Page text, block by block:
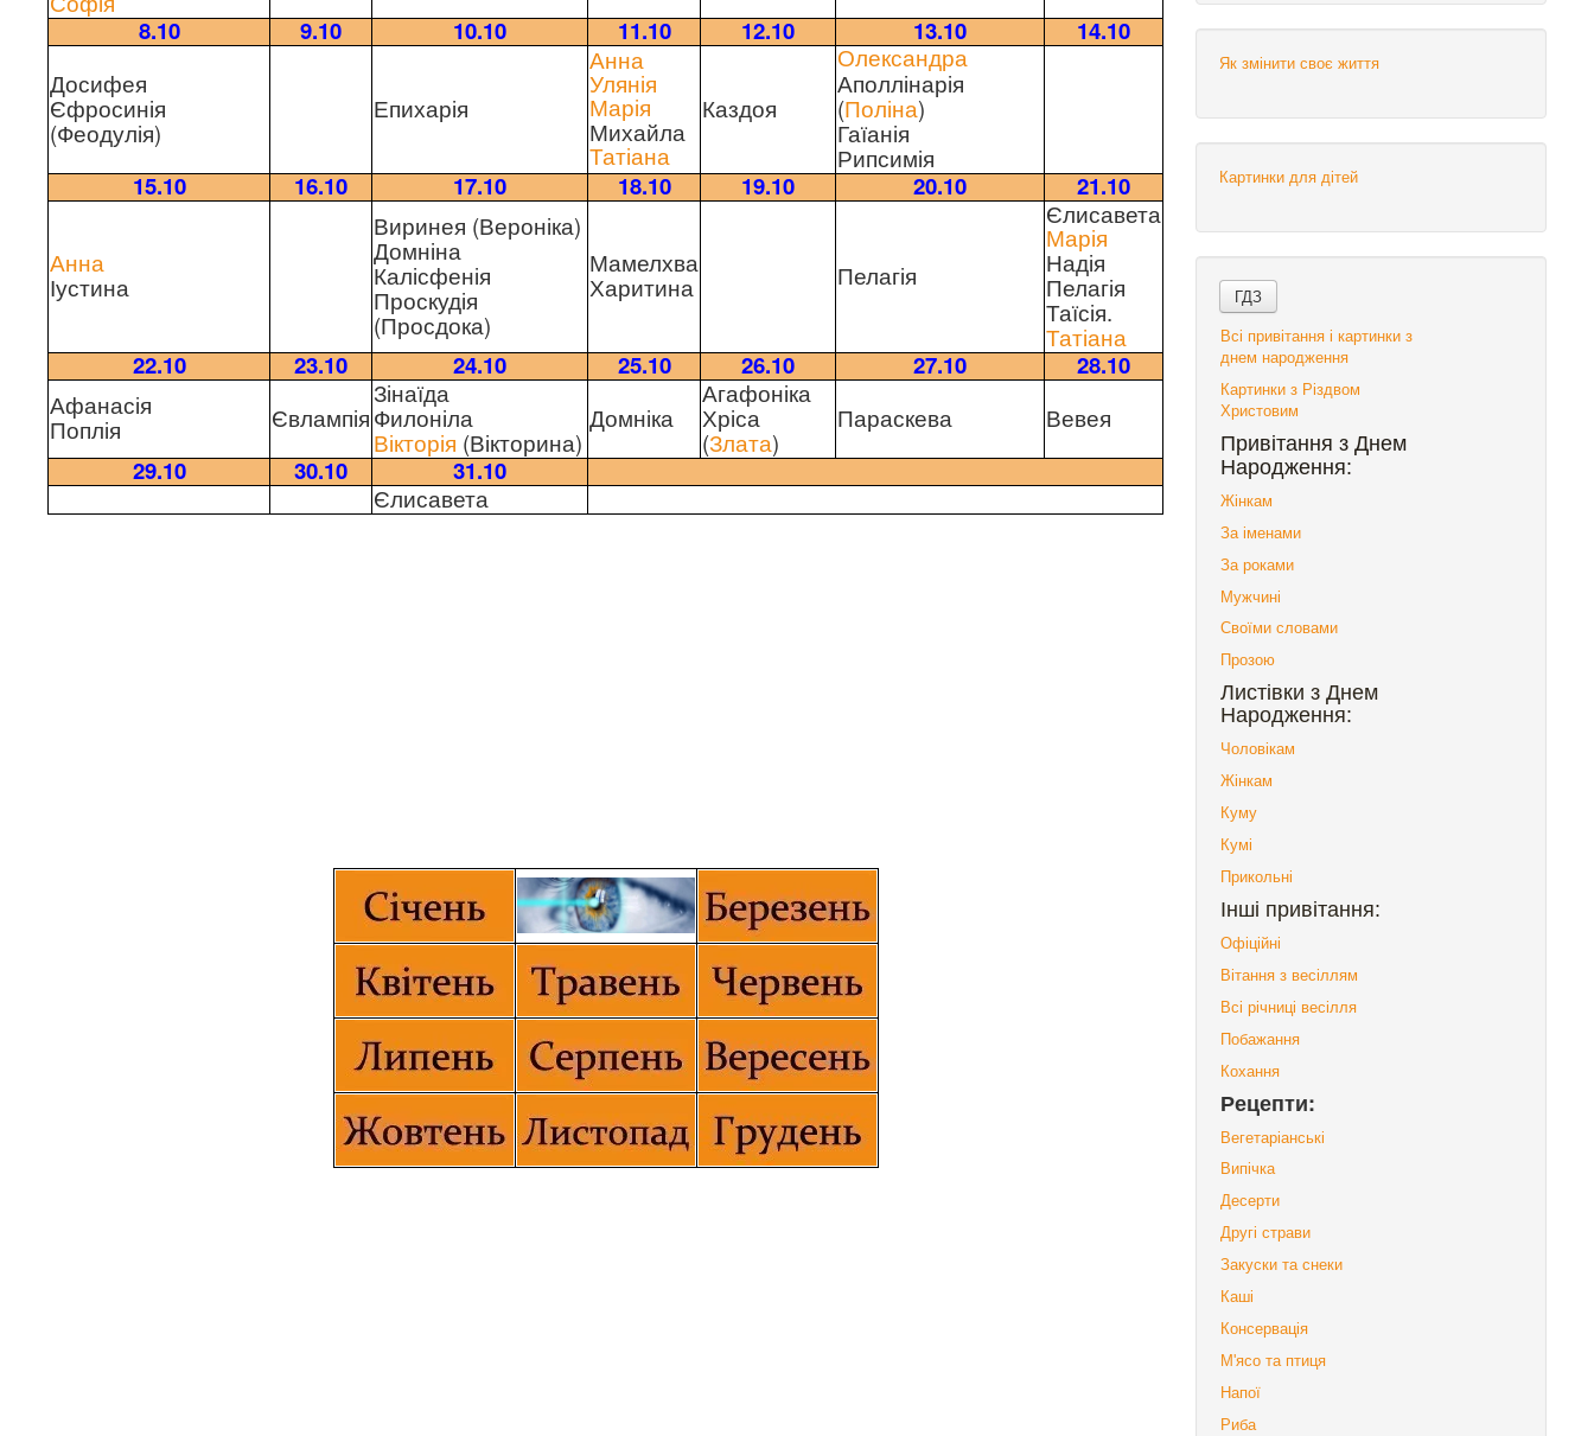
8.10 9.10 10.10 11.10 12.10 13.10 14.10
Досифея
Єфросинія
(Феодулія)
Епихарія
Анна
Улянія
Марія
Михайла
Татіана
Каздоя
Олександра
Аполлінарія
(Поліна)
Гаїанія
Рипсимія
15.10 16.10 17.10 18.10 19.10 20.10 21.10
Анна
Іустина
Виринея (Вероніка)
Домніна
Калісфенія
Проскудія
(Просдока)
Мамелхва
Харитина
Пелагія
Єлисавета
Марія
Надія
Пелагія
Таїсія.
Татіана
22.10 23.10 24.10 25.10 26.10 27.10 28.10
Афанасія
Поплія
Євлампія
Зінаїда
Филоніла
Вікторія (Вікторина)
Домніка
Агафоніка
Хріса
(Злата)
Параскева Вевея
29.10 30.10 31.10
Єлисавета
Як змінити своє життя
Картинки для дітей
Всі привітання і картинки з
днем народження
Картинки з Різдвом
Христовим
Привітання з Днем
Народження:
Жінкам
За іменами
За роками
Мужчині
Своїми словами
Прозою
Листівки з Днем
Народження:
Чоловікам
Жінкам
Куму
Кумі
Прикольні
Інші привітання:
Офіційні
Вітання з весіллям
Всі річниці весілля
Побажання
Кохання
Рецепти:
Вегетаріанські
Випічка
Десерти
Другі страви
Закуски та снеки
Каші
Консервація
М'ясо та птиця
Напої
Риба